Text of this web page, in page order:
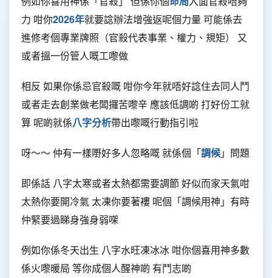
力 咁你2026年就要諗辦法增強返呢個力量 可能係去
進修考個專業牌照（官殺代表事業、權力、規矩） 又
或者搵一份管人嘅工嚟做
相反 如果你係忌官殺嘅 咁你今年就唔好諗住去同人鬥
或者走去創業做老闆攞苦嚟辛 應該低調啲 打好份工就
算 呢啲就係八字分析帶出嚟嘅行動指引啦
呀～～ 仲有一樣嘢好多人忽略嘅 就係個「調候」問題
即係話 八字太寒或者太熱都需要調節 好似而家天氣咁
太熱你要開冷氣 太凍你要著褸 呢個「調候用神」有時
仲緊要過睇身強身弱㗎
例如你係冬天出生 八字水旺凍冰冰 咁你個喜用神多數
係火嚟暖局 等你成個人醒神啲 有鬥志啲